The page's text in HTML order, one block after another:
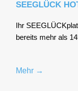
SEEGLÜCK
Ihr
bereits mehr als
Mehr →